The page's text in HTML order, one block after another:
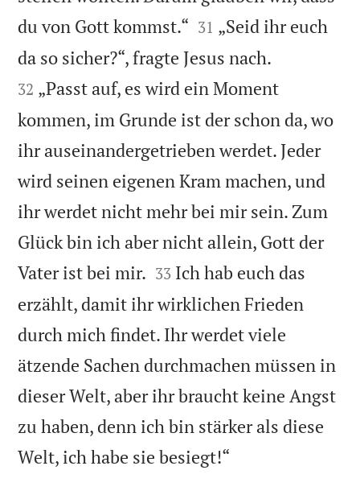
du von Gott kommst.“ 

31 „Seid ihr euch
da so sicher?“, fragte Jesus nach.
32 „Passt auf, es wird ein Moment
kommen, im Grunde ist der schon da, wo
ihr auseinandergetrieben werdet. Jeder
wird seinen eigenen Kram machen, und
ihr werdet nicht mehr bei mir sein. Zum
Glück bin ich aber nicht allein, Gott der
Vater ist bei mir. 

33 Ich hab euch das
erzählt, damit ihr wirklichen Frieden
durch mich findet. Ihr werdet viele
ätzende Sachen durchmachen müssen in
dieser Welt, aber ihr braucht keine Angst
zu haben, denn ich bin stärker als diese
Welt, ich habe sie besiegt!“